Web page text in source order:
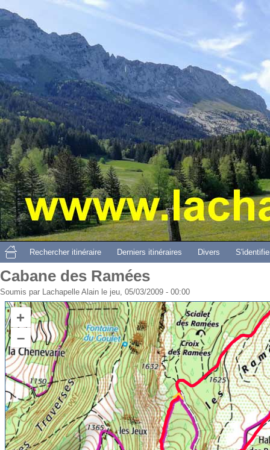
Aller
Cabane des Ramées
Soumis par Lachapelle Alain le jeu, 05/03/2009 - 00:00
Rechercher itinéraire Derniers itinéraires Divers